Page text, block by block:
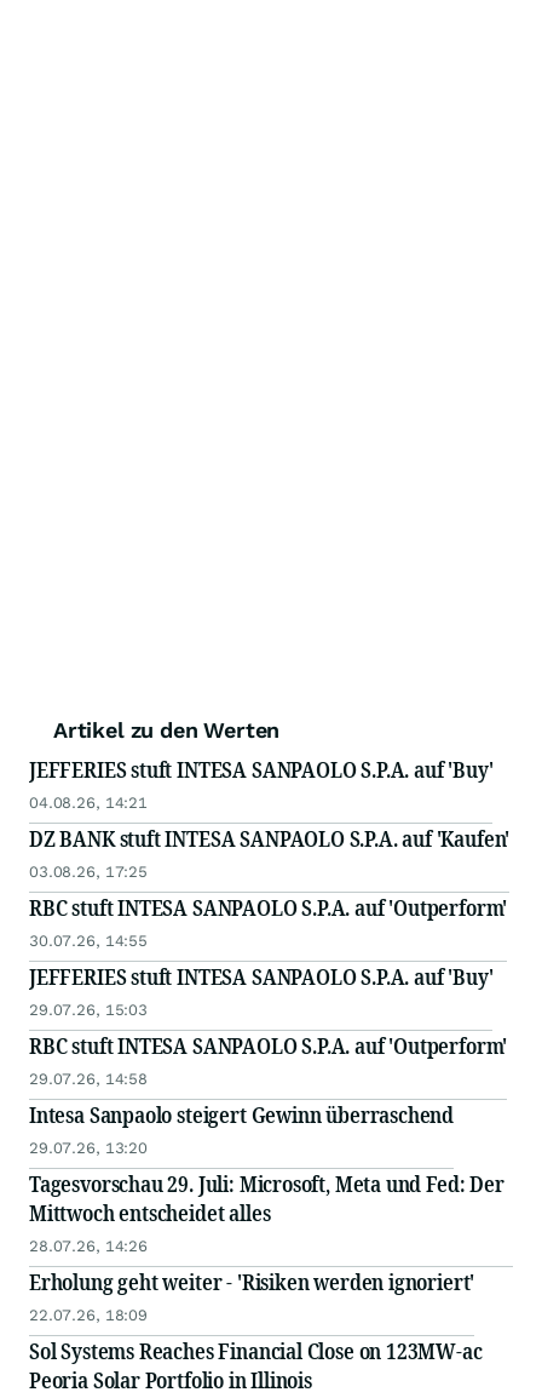
Artikel zu den Werten
JEFFERIES stuft INTESA SANPAOLO S.P.A. auf 'Buy'
04.08.26, 14:21
DZ BANK stuft INTESA SANPAOLO S.P.A. auf 'Kaufen'
03.08.26, 17:25
RBC stuft INTESA SANPAOLO S.P.A. auf 'Outperform'
30.07.26, 14:55
JEFFERIES stuft INTESA SANPAOLO S.P.A. auf 'Buy'
29.07.26, 15:03
RBC stuft INTESA SANPAOLO S.P.A. auf 'Outperform'
29.07.26, 14:58
Intesa Sanpaolo steigert Gewinn überraschend
29.07.26, 13:20
Tagesvorschau 29. Juli: Microsoft, Meta und Fed: Der
Mittwoch entscheidet alles
28.07.26, 14:26
Erholung geht weiter - 'Risiken werden ignoriert'
22.07.26, 18:09
Sol Systems Reaches Financial Close on 123MW-ac
Peoria Solar Portfolio in Illinois